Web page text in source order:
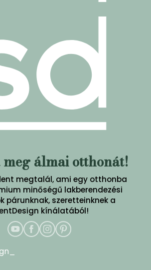
álmai otthonát!
megtalál, ami egy otthonba
minőségű lakberendezési
párunknak, szeretteinknek a
kínálatából!